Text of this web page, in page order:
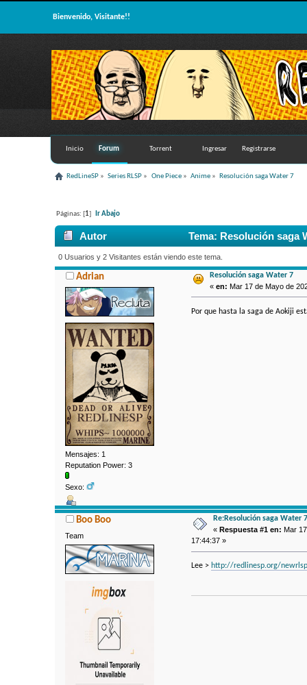
Bienvenido, Visitante!!
Inicio Forum Torrent Ingresar Registrarse
RedLineSP » Series RLSP » One Piece» Anime » Resolución saga Water 7
Páginas: [ 1] Ir Abajo
Autor Tema: Resolución saga
0 Usuarios y 2 Visitantes están viendo este tema.
Adrian
Mensajes: 1
Reputation Power: 3
Sexo:
Resolución saga Water 7
«en: Mar 17 de Mayo de
Por que hasta la saga de Aokiji
Boo Boo
Team
Re:Resolución saga Water
«Respuesta #1 en: Mar
17:44:37 »
Lee > http://redlinesp.org/